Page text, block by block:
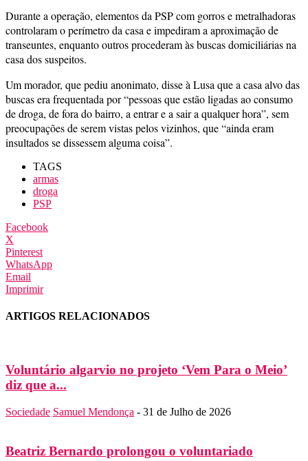
Durante a operação, elementos da PSP com gorros e metralhadoras
controlaram o perímetro da casa e impediram a aproximação de
transeuntes, enquanto outros procederam às buscas domiciliárias na
casa dos suspeitos.
Um morador, que pediu anonimato, disse à Lusa que a casa alvo das
buscas era frequentada por “pessoas que estão ligadas ao consumo
de droga, de fora do bairro, a entrar e a sair a qualquer hora”, sem
preocupações de serem vistas pelos vizinhos, que “ainda eram
insultados se dissessem alguma coisa”.
TAGS
armas
droga
PSP
Facebook
X
Pinterest
WhatsApp
Email
Imprimir
ARTIGOS RELACIONADOS
Voluntário algarvio no projeto ‘Vem Para o Meio’
diz que a...
Sociedade Samuel Mendonça - 31 de Julho de 2026
Beatriz Bernardo prolongou o voluntariado